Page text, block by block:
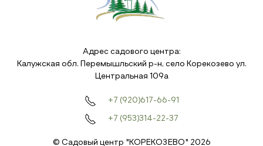
Адрес садового центра:
Калужская обл. Перемышльский р-н, село Корекозево ул.
Центральная 109а
+7 (920)617-66-91
+7 (953)314-22-37
©️ Садовый центр "КОРЕКОЗЕВО" 2026